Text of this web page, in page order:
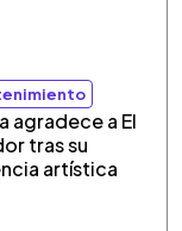
agradece a El
tras su
artística